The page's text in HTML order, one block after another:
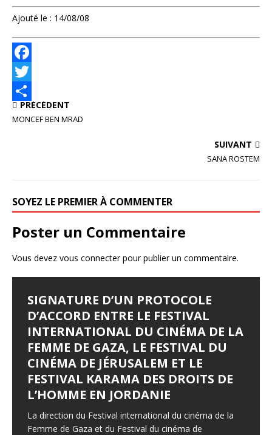
Ajouté le : 14/08/08
F
a
c
k
T
w
r
P
g
e
PRÉCÉDENT
MONCEF BEN MRAD
SUIVANT
SANA ROSTEM
SOYEZ LE PREMIER À COMMENTER
Poster un Commentaire
Vous devez vous connecterpour publier un commentaire.
SIGNATURE D’UN PROTOCOLE
D’ACCORD ENTRE LE FESTIVAL
INTERNATIONAL DU CINÉMA DE LA
FEMME DE GAZA, LE FESTIVAL DU
CINÉMA DE JÉRUSALEM ET LE
FESTIVAL KARAMA DES DROITS DE
L’HOMME EN JORDANIE
La direction du Festival international du cinéma de la
Femme de Gaza et du Festival du cinéma de